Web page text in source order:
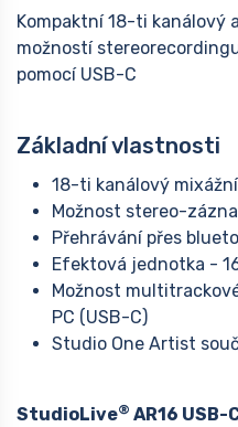
Kompaktní 18-ti kanálový
možností
pomocí USB-C
Základní vlastnosti
18-ti kanálový
Možnost stereo-
Přehrávání přes
Efektová jednotka -
Možnost
PC (USB-C)
Studio One Artist
StudioLive® AR16 USB-